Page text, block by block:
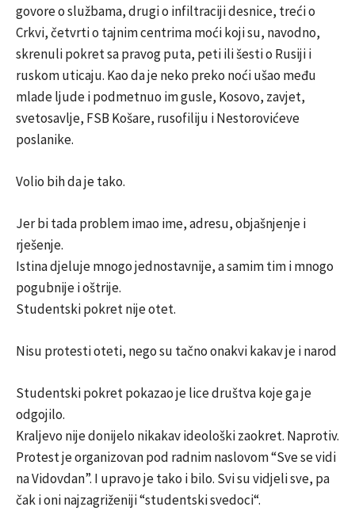
govore o službama, drugi o infiltraciji desnice, treći o
Crkvi, četvrti o tajnim centrima moći koji su, navodno,
skrenuli pokret sa pravog puta, peti ili šesti o Rusiji i
ruskom uticaju. Kao da je neko preko noći ušao među
mlade ljude i podmetnuo im gusle, Kosovo, zavjet,
svetosavlje, FSB Košare, rusofiliju i Nestorovićeve
poslanike.
Volio bih da je tako.
Jer bi tada problem imao ime, adresu, objašnjenje i
rješenje.
Istina djeluje mnogo jednostavnije, a samim tim i mnogo
pogubnije i oštrije.
Studentski pokret nije otet.
Nisu protesti oteti, nego su tačno onakvi kakav je i narod
Studentski pokret pokazao je lice društva koje ga je
odgojilo.
Kraljevo nije donijelo nikakav ideološki zaokret. Naprotiv.
Protest je organizovan pod radnim naslovom “Sve se vidi
na Vidovdan”. I upravo je tako i bilo. Svi su vidjeli sve, pa
čak i oni najzagriženiji “studentski svedoci“.